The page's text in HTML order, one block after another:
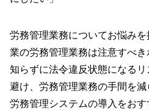
労務管理業務についてお悩み
業の労務管理業務は注意すべき
知らずに法令違反状態になる
避け、労務管理業務の手間を
労務管理システムの導入をおす